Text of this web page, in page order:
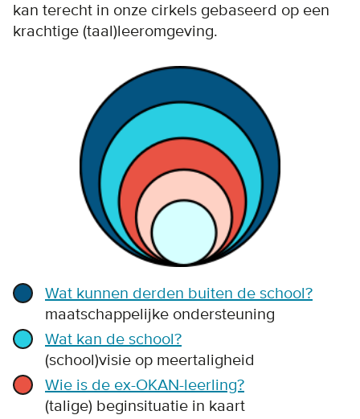
kan terecht in onze cirkels gebaseerd op een
krachtige (taal)leeromgeving.
Wat kunnen derden buiten de school?
maatschappelijke ondersteuning
Wat kan de school?
(school)visie op meertaligheid
Wie is de ex-OKAN-leerling?
(talige) beginsituatie in kaart